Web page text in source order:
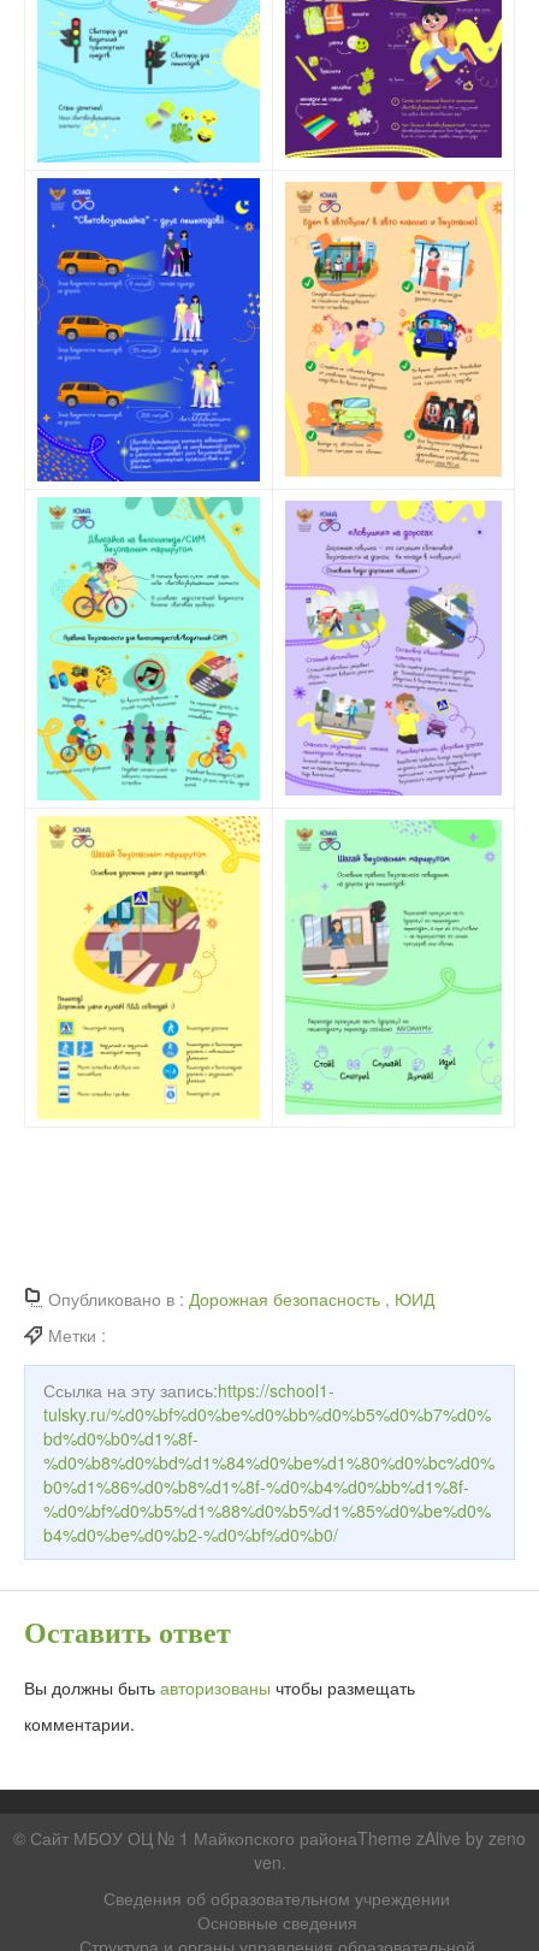
Опубликовано в : Дорожная безопасность , ЮИД
Метки :
Ссылка на эту запись:https://school1-
tulsky.ru/%d0%bf%d0%be%d0%bb%d0%b5%d0%b7%d0%
bd%d0%b0%d1%8f-
%d0%b8%d0%bd%d1%84%d0%be%d1%80%d0%bc%d0%
b0%d1%86%d0%b8%d1%8f-%d0%b4%d0%bb%d1%8f-
%d0%bf%d0%b5%d1%88%d0%b5%d1%85%d0%be%d0%
b4%d0%be%d0%b2-%d0%bf%d0%b0/
Оставить ответ
Вы должны быть авторизованы чтобы размещать
комментарии.
© Сайт МБОУ ОЦ № 1 Майкопского районаTheme zAlive by zeno
ven
Сведения об образовательном учреждении
Основные сведения
Структура и органы управления образовательной